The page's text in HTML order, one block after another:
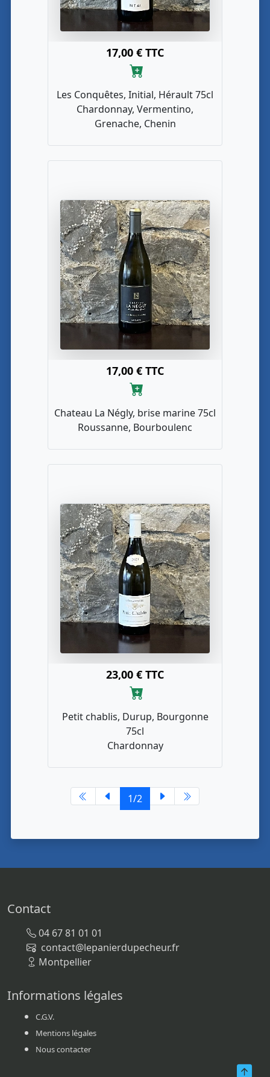
17,00 € TTC
Les Conquêtes, Initial, Hérault 75cl
Chardonnay, Vermentino,
Grenache, Chenin
17,00 € TTC
Chateau La Négly, brise marine 75cl
Roussanne, Bourboulenc
23,00 € TTC
Petit chablis, Durup, Bourgonne
75cl
Chardonnay
1/2
Contact
04 67 81 01 01
contact@lepanierdupecheur.fr
Montpellier
Informations légales
C.G.V.
Mentions légales
Nous contacter